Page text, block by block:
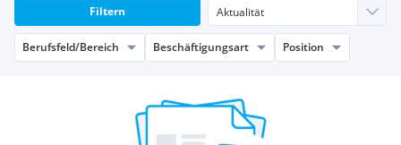
Filtern
Berufsfeld/Bereich Beschäftigungsart Position